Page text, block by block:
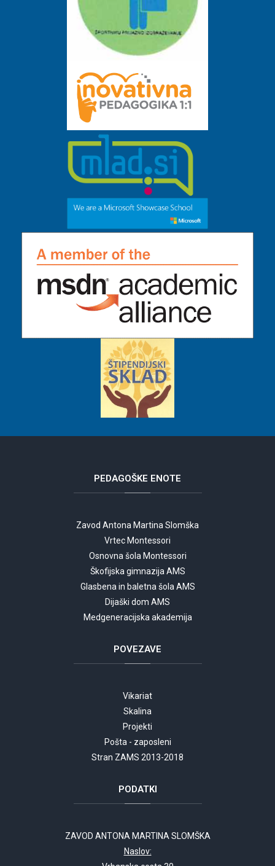
PEDAGOŠKE ENOTE
Zavod Antona Martina Slomška
Vrtec Montessori
Osnovna šola Montessori
Škofijska gimnazija AMS
Glasbena in baletna šola AMS
Dijaški dom AMS
Medgeneracijska akademija
POVEZAVE
Vikariat
Skalina
Projekti
Pošta - zaposleni
Stran ZAMS 2013-2018
PODATKI
ZAVOD ANTONA MARTINA SLOMŠKA
Naslov: